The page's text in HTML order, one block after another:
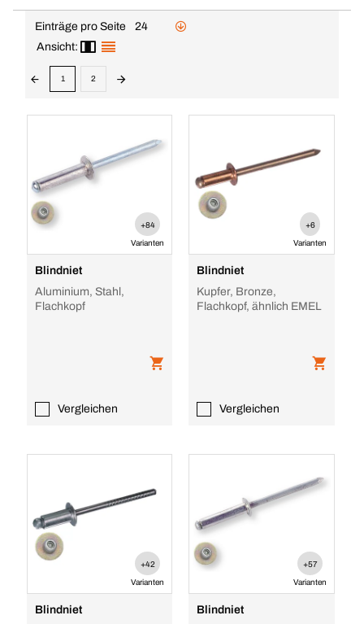
Einträge pro Seite
24
Ansicht:
1 2
+84
Varianten
Blindniet
Aluminium, Stahl,
Flachkopf
Vergleichen
+6
Varianten
Blindniet
Kupfer, Bronze,
Flachkopf, ähnlich EMEL
Vergleichen
+42
Varianten
Blindniet
+57
Varianten
Blindniet